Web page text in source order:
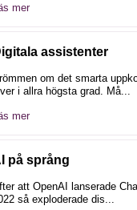
mer
assistenter
om det smarta
i allra högsta grad. Må...
mer
på språng
att OpenAI lanserade
så exploderade dis...